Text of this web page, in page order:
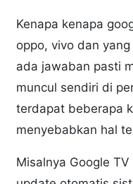
Kenapa kenapa
oppo, vivo dan
ada jawaban pasti
muncul sendiri di
terdapat beberapa
menyebabkan hal
Misalnya Google